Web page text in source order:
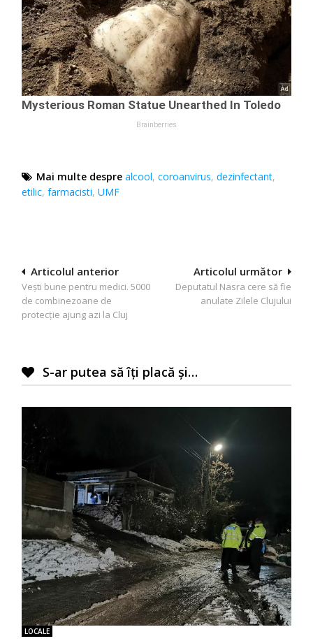
Mai multe despre alcool,coroanvirus,dezinfectant,
etilic,farmacisti,UMF
Navigare
în
articole
Articolul următor
Deputatul Nasra cere să fie
anulate Zilele Clujului
Articolul anterior
Vești bune pentru medici. 5000
de combinezoane de
protecție ajung azi la Cluj
S-ar putea să îți placă și…
LOCALE